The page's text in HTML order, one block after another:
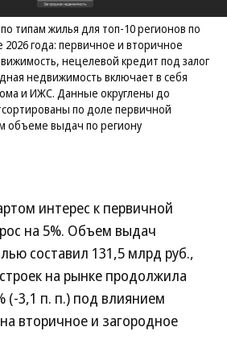
типам жилья для топ-10 регионов по
года: первичное и вторичное
нецелевой кредит под залог
недвижимость включает в себя
и ИЖС. Данные округлены до
по доле первичной
объеме выдач по региону
интерес к первичной
на 5%. Объем выдач
составил 131,5 млрд руб.,
на рынке продолжила
(-3,1 п. п.) под влиянием
вторичное и загородное